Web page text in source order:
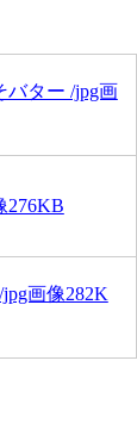
バター /jpg画
276KB
画像282K